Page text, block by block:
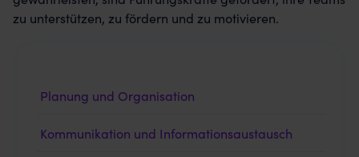
zu unterstützen, zu fördern und zu motivieren.
Planung und Organisation
Kommunikation und Informationsaustausch